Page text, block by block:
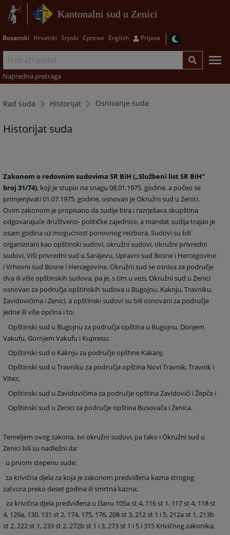
Kantonalni sud u Zenici
Bosanski Hrvatski Srpski Српски English Prijava
Napredna pretraga
Rad suda Historijat Osnivanje suda
Historijat suda
Zakonom o redovnim sudovima SR BiH („Službeni list SR BiH“
broj 31/74), koji je stupio na snagu 08.01.1975. godine, a počeo se
primjenjivati 01.07.1975. godine, osnovan je Okružni sud u Zenici.
Ovim zakonom je propisano da sudije bira i razrješava skupština
odgovarajuće društveno- političke zajednice, a mandat sudija trajao je
osam godina uz mogućnost ponovnog reizbora. Sudovi su bili
organizirani kao opštinski sudovi, okružni sudovi, okružni privredni
sudovi, Viši privredni sud u Sarajevu, Upravni sud Bosne i Hercegovine
i Vrhovni sud Bosne i Hercegovine. Okružni sud se osniva za područje
dva ili više opštinskih sudova, pa je, s tim u vezi, Okružni sud u Zenici
osnovan za područja opštinskih sudova u Bugojnu, Kaknju, Travniku,
Zavidovićima i Zenici, a opštinski sudovi su bili osnovani za područje
jedne ili više općina i to:
Opštinski sud u Bugojnu za područja opština u Bugojnu, Donjem
Vakufu, Gornjem Vakufu i Kupresu;
Opštinski sud u Kaknju za područje opštine Kakanj;
Opštinski sud u Travniku za područja opština Novi Travnik, Travnik i
Vitez;
Opštinski sud u Zavidovićima za područje opština Zavidovići i Žepče i
Opštinski sud u Zenici za područje opština Busovača i Zenica.
Temeljem ovog zakona, svi okružni sudovi, pa tako i Okružni sud u
Zenici bili su nadležni da:
u prvom stepenu sude:
za krivična djela za koja je zakonom predviđena kazna strogog
zatvora preko deset godina ili smrtna kazna;
za krivična djela predviđena u članu 105a st 4, 116 st 1, 117 st 4, 118 st
4, 129a, 130, 131 st 2, 174, 175, 176, 208 st 3, 212 st 1 i 5, 212a st 1, 213b
st 2, 222 st 1, 233 st 2, 272b st 1 i 3, 273 st 1 i 5 i 315 Krivičnog zakonika;